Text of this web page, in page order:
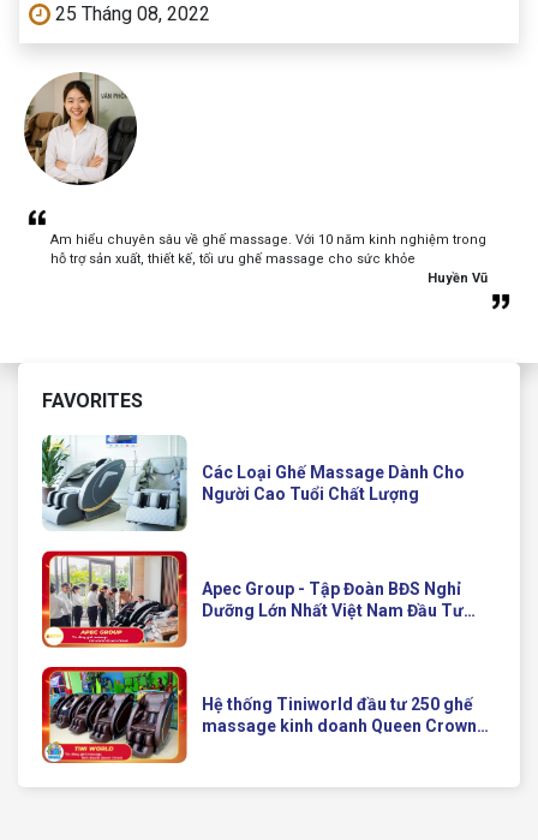
25 Tháng 08, 2022
Am hiểu chuyên sâu về ghế massage. Với 10 năm kinh nghiệm trong
hỗ trợ sản xuất, thiết kế, tối ưu ghế massage cho sức khỏe
Huyền Vũ
FAVORITES
Các Loại Ghế Massage Dành Cho
Người Cao Tuổi Chất Lượng
Apec Group - Tập Đoàn BĐS Nghỉ
Dưỡng Lớn Nhất Việt Nam Đầu Tư
Hệ thống Tiniworld đầu tư 250 ghế
massage kinh doanh Queen Crown